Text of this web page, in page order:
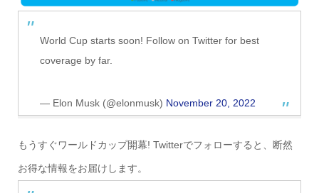
World Cup starts soon! Follow on Twitter for best
coverage by far.
— Elon Musk (@elonmusk) November 20, 2022
もうすぐワールドカップ開幕! Twitterでフォローすると、断然
お得な情報をお届けします。